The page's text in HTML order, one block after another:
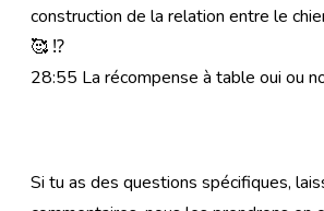
construction de la relation entre le
🥰 ⁉
28:55 La récompense à table oui ou
Si tu as des questions spécifiques,